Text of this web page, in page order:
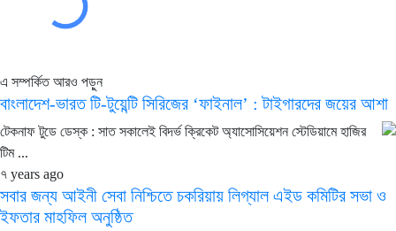
এ সম্পর্কিত আরও পড়ুন
বাংলাদেশ-ভারত টি-টুয়েন্টি সিরিজের ‘ফাইনাল’ : টাইগারদের জয়ের আশা
টেকনাফ টুডে ডেস্ক : সাত সকালেই বিদর্ভ ক্রিকেট অ্যাসোসিয়েশন স্টেডিয়ামে হাজির
টিম ...
৭ years ago
সবার জন্য আইনী সেবা নিশ্চিতে চকরিয়ায় লিগ্যাল এইড কমিটির সভা ও
ইফতার মাহফিল অনুষ্ঠিত